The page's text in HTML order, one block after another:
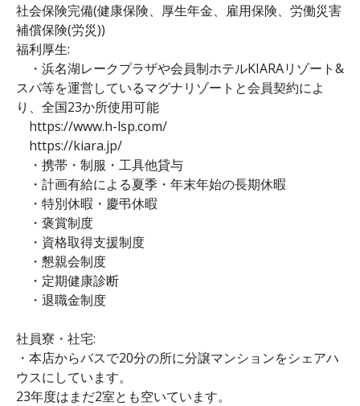
社会保険完備(健康保険、厚生年金、雇用保険、労働災害
補償保険(労災))
福利厚生:
・浜名湖レークプラザや会員制ホテルKIARAリゾート&
スパ等を運営しているマグナリゾートと会員契約によ
り、全国23か所使用可能
https://www.h-lsp.com/
https://kiara.jp/
・携帯・制服・工具他貸与
・計画有給による夏季・年末年始の長期休暇
・特別休暇・慶弔休暇
・褒賞制度
・資格取得支援制度
・懇親会制度
・定期健康診断
・退職金制度
社員寮・社宅:
・本店からバスで20分の所に分譲マンションをシェアハ
ウスにしています。
23年度はまだ2室とも空いています。